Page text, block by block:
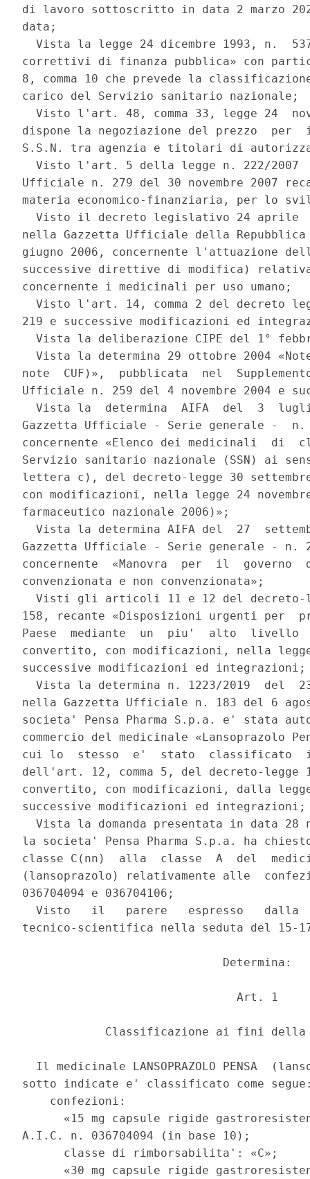
di lavoro sottoscritto in data 2 marzo
data;
Vista la legge 24 dicembre 1993, n.
correttivi di finanza pubblica» con
8, comma 10 che prevede la
carico del Servizio sanitario nazionale;
Visto l'art. 48, comma 33, legge 24
dispone la negoziazione del prezzo
S.S.N. tra agenzia e titolari di
Visto l'art. 5 della legge n. 222/2007
Ufficiale n. 279 del 30 novembre 2007
materia economico-finanziaria, per lo
Visto il decreto legislativo 24 aprile
nella Gazzetta Ufficiale della
giugno 2006, concernente l'attuazione
successive direttive di modifica)
concernente i medicinali per uso umano;
Visto l'art. 14, comma 2 del decreto
219 e successive modificazioni ed
Vista la deliberazione CIPE del 1°
Vista la determina 29 ottobre 2004
note  CUF)»,  pubblicata  nel
Ufficiale n. 259 del 4 novembre 2004 e
Vista la  determina  AIFA  del  3
Gazzetta Ufficiale - Serie generale -
concernente «Elenco dei medicinali  di
Servizio sanitario nazionale (SSN) ai
lettera c), del decreto-legge 30
con modificazioni, nella legge 24
farmaceutico nazionale 2006)»;
Vista la determina AIFA del  27
Gazzetta Ufficiale - Serie generale - n.
concernente  «Manovra  per  il  governo
convenzionata e non convenzionata»;
Visti gli articoli 11 e 12 del
158, recante «Disposizioni urgenti per
Paese  mediante  un  piu'  alto
convertito, con modificazioni, nella
successive modificazioni ed
Vista la determina n. 1223/2019  del
nella Gazzetta Ufficiale n. 183 del 6
societa' Pensa Pharma S.p.a. e' stata
commercio del medicinale «Lansoprazolo
cui lo  stesso  e'  stato  classificato
dell'art. 12, comma 5, del decreto-legge
convertito, con modificazioni, dalla
successive modificazioni ed
Vista la domanda presentata in data 28
la societa' Pensa Pharma S.p.a. ha
classe C(nn)  alla  classe  A  del
(lansoprazolo) relativamente alle
036704094 e 036704106;
Visto   il   parere   espresso   dalla
tecnico-scientifica nella seduta del 15-
                             Determina:
                               Art. 1
Classificazione ai fini
Il medicinale LANSOPRAZOLO PENSA
sotto indicate e' classificato come
    confezioni:
«15 mg capsule rigide
A.I.C. n. 036704094 (in base 10);
      classe di rimborsabilita': «C»;
«30 mg capsule rigide